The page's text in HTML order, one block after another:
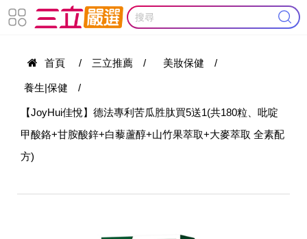
首頁 / 三立推薦 / 美妝保健 /
養生|保健 /
【JoyHui佳悅】德法專利苦瓜胜肽買5送1(共180粒、吡啶
甲酸鉻+甘胺酸鋅+白藜蘆醇+山竹果萃取+大麥萃取 全素配
方)